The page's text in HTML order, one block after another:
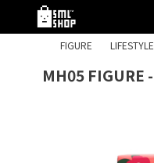
FIGURE LIFESTYLE
MH05 FIGURE